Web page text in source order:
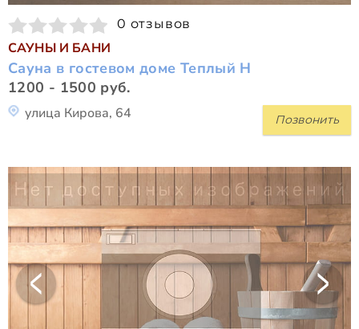
0 отзывов
САУНЫ И БАНИ
Сауна в гостевом доме Теплый Н
1200 - 1500 руб.
Позвонить
улица Кирова, 64